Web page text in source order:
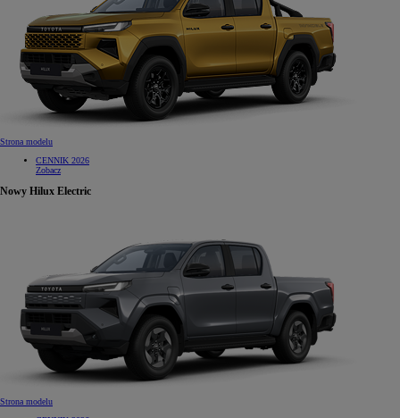
Strona modelu
CENNIK 2026
Zobacz
Nowy Hilux Electric
Strona modelu